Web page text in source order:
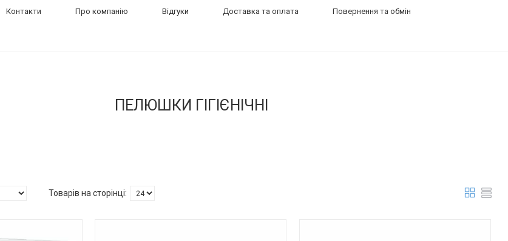
Контакти Про компанію Відгуки Доставка та оплата Повернення та обмін
ПЕЛЮШКИ ГІГІЄНІЧНІ